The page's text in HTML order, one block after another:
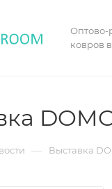
Оптово-
ковров
— Выставка